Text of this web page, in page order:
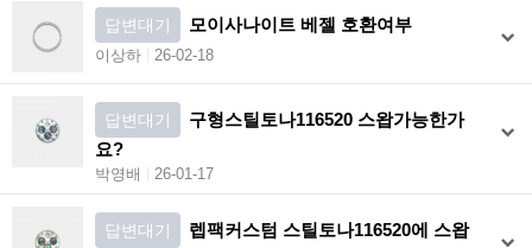
답변대기 모이사나이트 베젤 호환여부
이상하 26-02-18
답변대기
구형스틸토나116520 스왑가능한가
요?
박영배 26-01-17
답변대기
렙팩커스텀 스틸토나116520에 스왑